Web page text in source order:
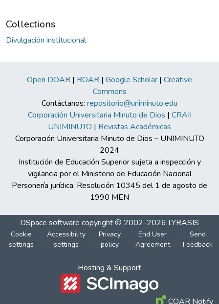
Collections
Divulgación institucional
Open DOAR | ROAR | Google Scholar | Creative
Commons
Contáctanos: repositorio@uniminuto.edu
Corporación Universitaria Minuto de Dios | CRAII
UNIMINUTO | Revistas Académicas
Corporación Universitaria Minuto de Dios – UNIMINUTO
2024
Institución de Educación Superior sujeta a inspección y
vigilancia por el Ministerio de Educación Nacional
Personería jurídica: Resolución 10345 del 1 de agosto de
1990 MEN
DSpace software copyright © 2002-2026 LYRASIS
Cookie
settings
Accessibility
settings
Privacy
policy
End User
Agreement
Send
Feedback
Hosting & Support
COAR Notify